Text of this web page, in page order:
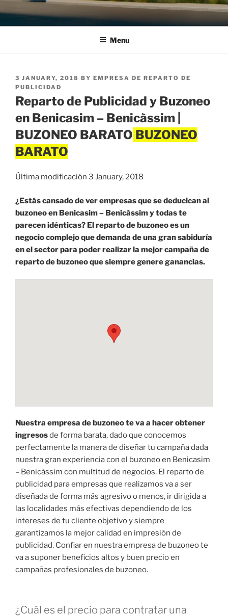
Menu
POSTED
ON
3 JANUARY, 2018 BY EMPRESA DE REPARTO DE
PUBLICIDAD
Reparto de Publicidad y Buzoneo
en Benicasim – Benicàssim |
BUZONEO BARATO
Última modificación 3 January, 2018
¿Estás cansado de ver empresas que se deducican al
buzoneo en Benicasim – Benicàssim y todas te
parecen idénticas? El reparto de buzoneo es un
negocio complejo que demanda de una gran sabiduría
en el sector para poder realizar la mejor campaña de
reparto de buzoneo que siempre genere ganancias.
Nuestra empresa de buzoneo te va a hacer obtener
ingresosde forma barata, dado que conocemos
perfectamente la manera de diseñar tu campaña dada
nuestra gran experiencia con el buzoneo en Benicasim
– Benicàssim con multitud de negocios. El reparto de
publicidad para empresas que realizamos va a ser
diseñada de forma más agresivo o menos, ir dirigida a
las localidades más efectivas dependiendo de los
intereses de tu cliente objetivo y siempre
garantizamos la mejor calidad en impresión de
publicidad. Confiar en nuestra empresa de buzoneo te
va a suponer beneficios altos y buen precio en
campañas profesionales de buzoneo.
¿Cuál es el precio para contratar una